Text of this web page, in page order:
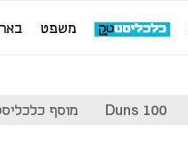
משפט
Duns 100 מוסף